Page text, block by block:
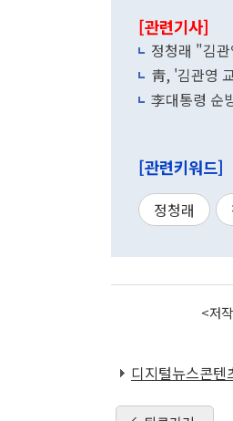
[관련기사]
정청래 "김
靑, '김관영
李대통령 순
[관련키워드]
정청래
<저
디지털뉴스콘텐